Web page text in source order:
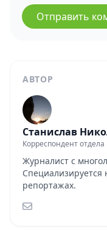
АВТОР
Станислав
Корреспондент отдела
Журналист с
Специализируется
репортажах.
Отправить